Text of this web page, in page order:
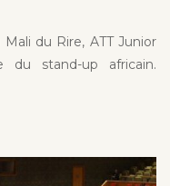
du Rire, ATT Junior
du stand-up africain.